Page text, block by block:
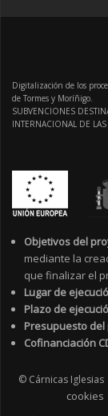
Digitalización de los
de Tormes y Moríñigo.
SUBVENCIONES
INTERNACIONAL DE
Objetivos del
mediante la
que finalizar el
Lugar de
Plazo de
Presupuesto del
Cofinanciación
© Cárnicas Iglesias
cookies